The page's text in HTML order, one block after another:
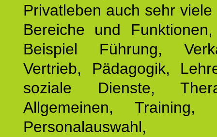
Privatleben auch sehr
Bereiche und
Beispiel Führung,
Vertrieb, Pädagogik,
soziale Dienste,
Allgemeinen, Training,
Personalauswahl,